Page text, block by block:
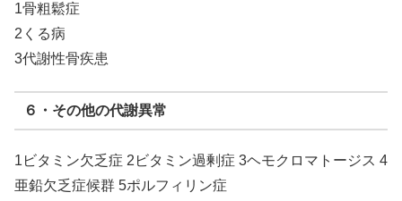
1骨粗鬆症
2くる病
3代謝性骨疾患
６・その他の代謝異常
1ビタミン欠乏症 2ビタミン過剰症 3ヘモクロマトージス 4
亜鉛欠乏症候群 5ポルフィリン症